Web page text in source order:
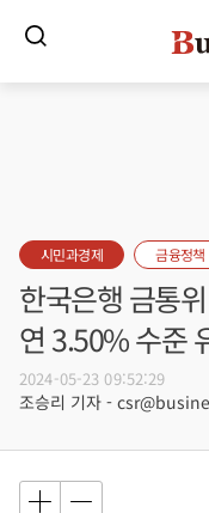
시민과경제 금융정책
한국은행 금통
연 3.50% 수준
2024-05-23 09:52:29
조승리 기자 -